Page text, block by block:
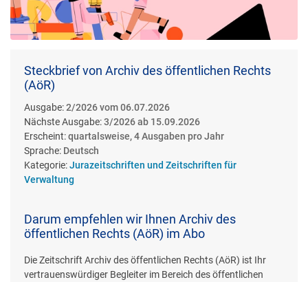
Steckbrief von Archiv des öffentlichen Rechts
(AöR)
Ausgabe:2/2026 vom 06.07.2026
Nächste Ausgabe:3/2026 ab 15.09.2026
Erscheint:quartalsweise, 4 Ausgaben pro Jahr
Sprache: Deutsch
Kategorie:Jurazeitschriften und Zeitschriften für
Verwaltung
Darum empfehlen wir Ihnen Archiv des
öffentlichen Rechts (AöR) im Abo
Die Zeitschrift Archiv des öffentlichen Rechts (AöR) ist Ihr
vertrauenswürdiger Begleiter im Bereich des öffentlichen